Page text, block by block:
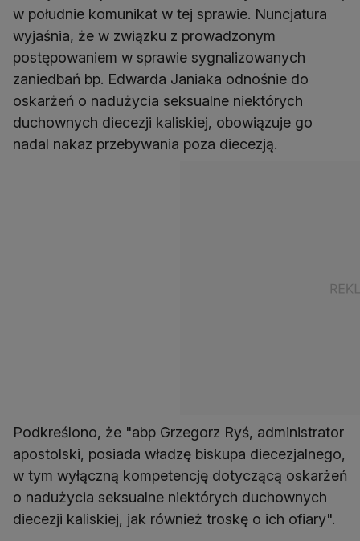
w południe komunikat w tej sprawie. Nuncjatura
wyjaśnia, że w związku z prowadzonym
postępowaniem w sprawie sygnalizowanych
zaniedbań bp. Edwarda Janiaka odnośnie do
oskarżeń o nadużycia seksualne niektórych
duchownych diecezji kaliskiej, obowiązuje go
nadal nakaz przebywania poza diecezją.
Podkreślono, że "abp Grzegorz Ryś, administrator
apostolski, posiada władzę biskupa diecezjalnego,
w tym wyłączną kompetencję dotyczącą oskarżeń
o nadużycia seksualne niektórych duchownych
diecezji kaliskiej, jak również troskę o ich ofiary".